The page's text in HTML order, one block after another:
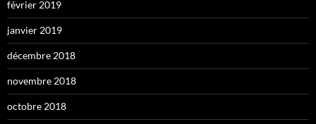
février 2019
janvier 2019
décembre 2018
novembre 2018
octobre 2018